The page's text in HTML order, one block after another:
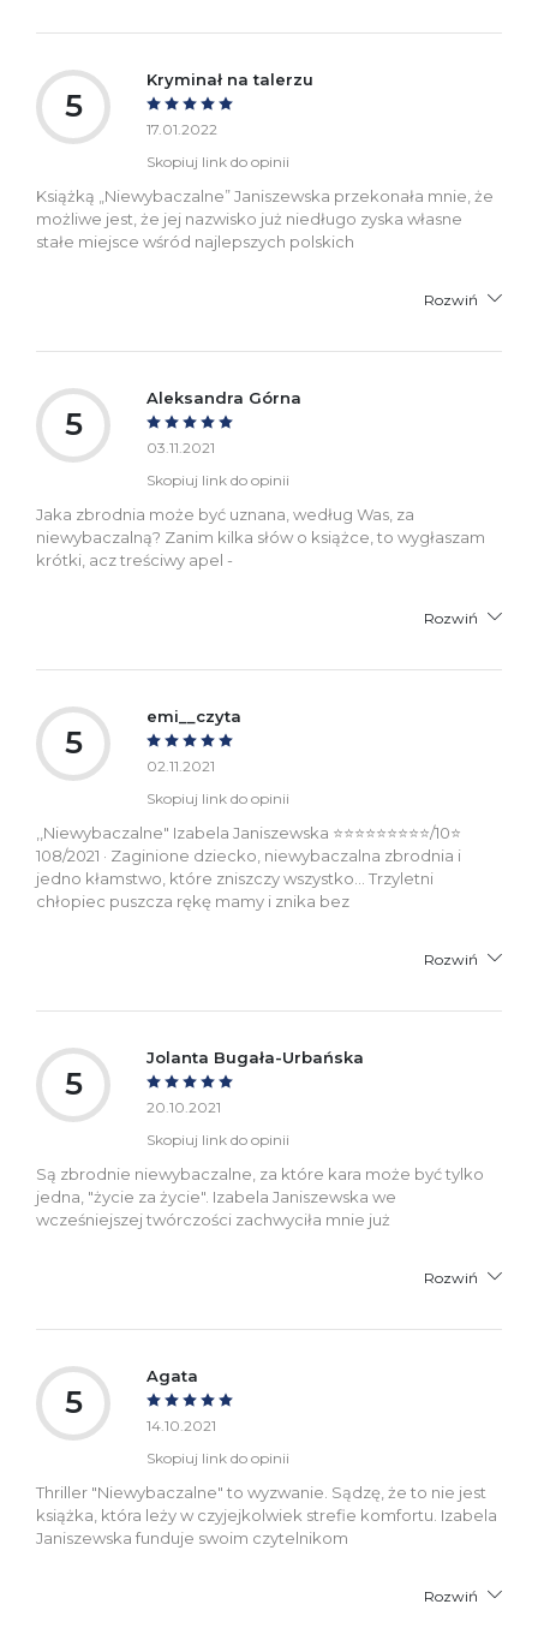
5
Kryminał na talerzu
17.01.2022
Skopiuj link do opinii
Książką „Niewybaczalne” Janiszewska przekonała mnie, że
możliwe jest, że jej nazwisko już niedługo zyska własne
stałe miejsce wśród najlepszych polskich
Rozwiń
5
Aleksandra Górna
03.11.2021
Skopiuj link do opinii
Jaka zbrodnia może być uznana, według Was, za
niewybaczalną? Zanim kilka słów o książce, to wygłaszam
krótki, acz treściwy apel -
Rozwiń
5
emi__czyta
02.11.2021
Skopiuj link do opinii
,,Niewybaczalne" Izabela Janiszewska ⭐⭐⭐⭐⭐⭐⭐⭐⭐/10⭐
108/2021 · Zaginione dziecko, niewybaczalna zbrodnia i
jedno kłamstwo, które zniszczy wszystko… Trzyletni
chłopiec puszcza rękę mamy i znika bez
Rozwiń
5
Jolanta Bugała-Urbańska
20.10.2021
Skopiuj link do opinii
Są zbrodnie niewybaczalne, za które kara może być tylko
jedna, "życie za życie". Izabela Janiszewska we
wcześniejszej twórczości zachwyciła mnie już
Rozwiń
5
Agata
14.10.2021
Skopiuj link do opinii
Thriller "Niewybaczalne" to wyzwanie. Sądzę, że to nie jest
książka, która leży w czyjejkolwiek strefie komfortu. Izabela
Janiszewska funduje swoim czytelnikom
Rozwiń